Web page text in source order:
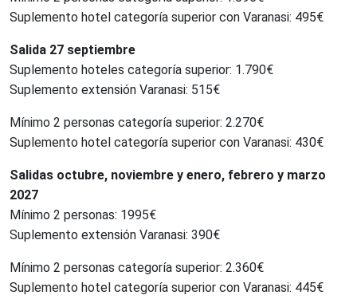
Suplemento hotel categoría superior con Varanasi: 495€
Salida 27 septiembre
Suplemento hoteles categoría superior: 1.790€
Suplemento extensión Varanasi: 515€
Mínimo 2 personas categoría superior: 2.270€
Suplemento hotel categoría superior con Varanasi: 430€
Salidas octubre, noviembre y enero, febrero y marzo
2027
Mínimo 2 personas: 1995€
Suplemento extensión Varanasi: 390€
Mínimo 2 personas categoría superior: 2.360€
Suplemento hotel categoría superior con Varanasi: 445€